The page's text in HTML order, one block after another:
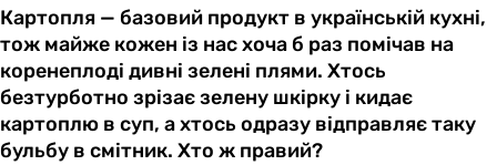
Картопля — базовий продукт в українській кухні,
тож майже кожен із нас хоча б раз помічав на
коренеплоді дивні зелені плями. Хтось
безтурботно зрізає зелену шкірку і кидає
картоплю в суп, а хтось одразу відправляє таку
бульбу в смітник. Хто ж правий?